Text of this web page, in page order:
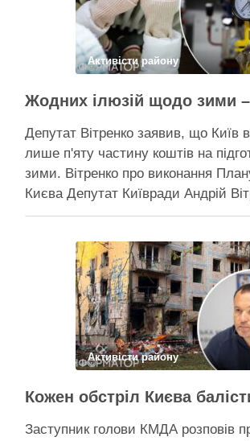
Активісти району
Депутат Вітренко заявив, що Київ
лише п'яту частину коштів на
зими. Вітренко про виконання
Києва Депутат Київради Андрій
що станом на 5 серпня столична
трохи більше ніж на 20%. За його
старту опалювального сезону …
Поділитися у соцмережах:
Активісти району
Заступник голови КМДА розповів